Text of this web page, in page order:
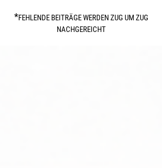
*FEHLENDE BEITRÄGE WERDEN ZUG UM ZUG
NACHGEREICHT